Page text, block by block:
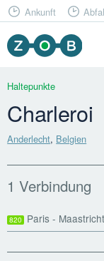
Ankunft
Haltepunkte
Charleroi
Anderlecht, Belgien
1 Verbindung
820 Paris -